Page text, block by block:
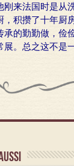
刚来法国时是从
，积攒了十年厨
承的勤勤做，俭
展。总之这不是